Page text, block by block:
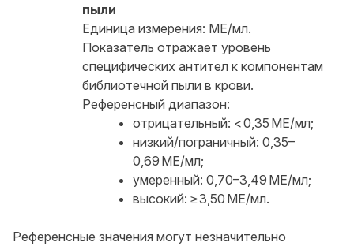
пыли
Единица измерения: МЕ/мл.
Показатель отражает уровень
специфических антител к компонентам
библиотечной пыли в крови.
Референсный диапазон:
отрицательный: < 0,35 МЕ/мл;
низкий/пограничный: 0,35–
0,69 МЕ/мл;
умеренный: 0,70–3,49 МЕ/мл;
высокий: ≥ 3,50 МЕ/мл.
Референсные значения могут незначительно